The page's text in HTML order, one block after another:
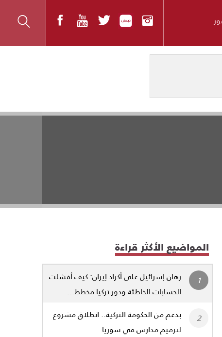
المواضيع الأكثر قراءة
رهان إسرائيل على أكراد إيران: كيف أفشلت
الحسابات الخاطئة ودور تركيا مخطط...
بدعم من الحكومة التركية.. انطلاق مشروع
لترميم مدارس في سوريا